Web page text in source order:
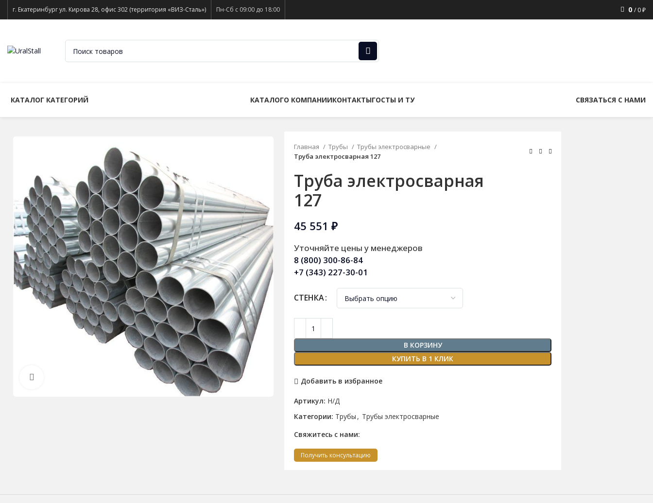
г. Екатеринбург ул. Кирова 28, офис 302 (территория «ВИЗ-Сталь») Пн-Сб с 09:00 до 18:00 0 / 0₽
КАТАЛОГ КАТЕГОРИЙ КАТАЛОГО КОМПАНИИКОНТАКТЫГОСТЫ И ТУ СВЯЗАТЬСЯ С НАМИ
Главная Трубы
Трубы электросварные
Труба электросварная 127
Труба электросварная
127
45 551 ₽
Уточняйте цены у менеджеров
8 (800) 300-86-84
+7 (343) 227-30-01
СТЕНКА
В КОРЗИНУ
КУПИТЬ В 1 КЛИК
Добавить в избранное
Артикул: Н/Д
Категории: Трубы , Трубы электросварные
Свяжитесь с нами:
Получить консультацию